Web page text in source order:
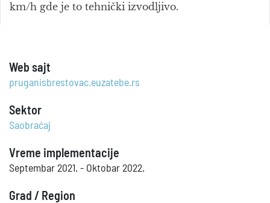
km/h gde je to tehnički izvodljivo.
Web sajt
pruganisbrestovac.euzatebe.rs
Sektor
Saobraćaj
Vreme implementacije
Septembar 2021. - Oktobar 2022.
Grad / Region